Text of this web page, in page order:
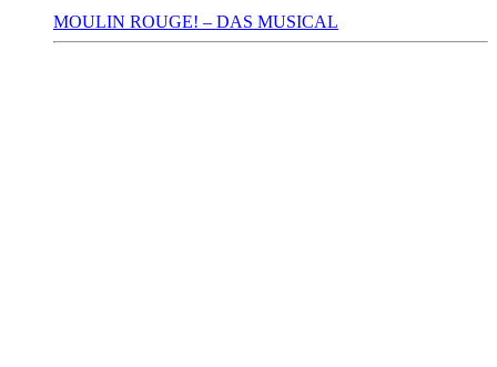
MOULIN ROUGE! – DAS MUSICAL